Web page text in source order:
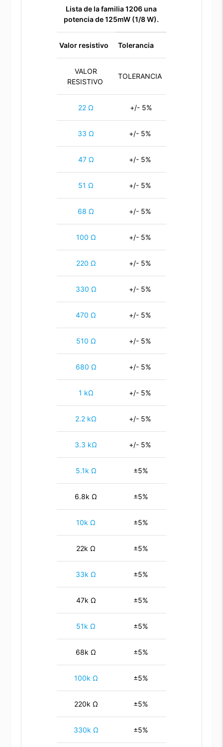
Lista de la familia 1206 una
potencia de 125mW (1/8 W).
Valor resistivo Tolerancia
VALOR
RESISTIVO
TOLERANCIA
22 Ω +/- 5%
33 Ω +/- 5%
47 Ω +/- 5%
51 Ω +/- 5%
68 Ω +/- 5%
100 Ω +/- 5%
220 Ω +/- 5%
330 Ω +/- 5%
470 Ω +/- 5%
510 Ω +/- 5%
680 Ω +/- 5%
1 kΩ +/- 5%
2.2 kΩ +/- 5%
3.3 kΩ +/- 5%
5.1k Ω ±5%
6.8k Ω ±5%
10k Ω ±5%
22k Ω ±5%
33k Ω ±5%
47k Ω ±5%
51k Ω ±5%
68k Ω ±5%
100k Ω ±5%
220k Ω ±5%
330k Ω ±5%